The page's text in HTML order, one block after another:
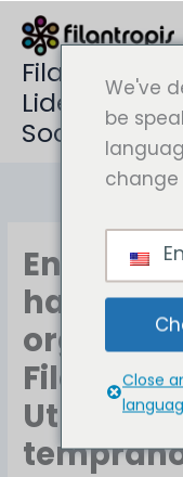
contenido
Filantropis |
Liderazgo y
Social en
En un
habrá
Utuy,
We've
be
change
Close